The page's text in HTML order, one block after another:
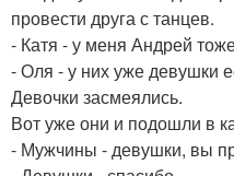
провести друга с танцев.
- Катя - у меня Андрей
- Оля - у них уже девушки
Девочки засмеялись.
Вот уже они и подошли в
- Мужчины - девушки, вы